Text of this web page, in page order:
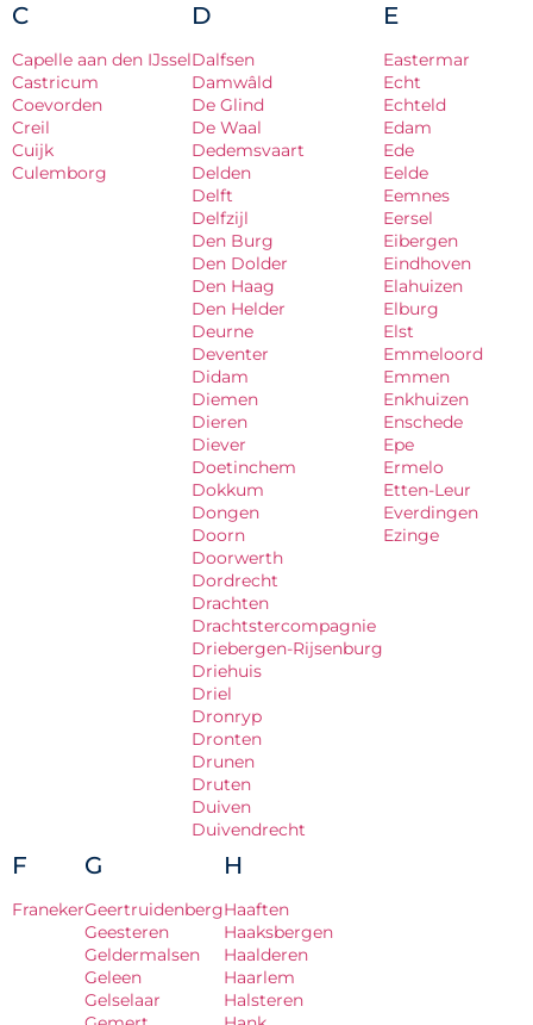
C
Capelle aan den IJssel
Castricum
Coevorden
Creil
Cuijk
Culemborg
D
Dalfsen
Damwâld
De Glind
De Waal
Dedemsvaart
Delden
Delft
Delfzijl
Den Burg
Den Dolder
Den Haag
Den Helder
Deurne
Deventer
Didam
Diemen
Dieren
Diever
Doetinchem
Dokkum
Dongen
Doorn
Doorwerth
Dordrecht
Drachten
Drachtstercompagnie
Driebergen-Rijsenburg
Driehuis
Driel
Dronryp
Dronten
Drunen
Druten
Duiven
Duivendrecht
E
Eastermar
Echt
Echteld
Edam
Ede
Eelde
Eemnes
Eersel
Eibergen
Eindhoven
Elahuizen
Elburg
Elst
Emmeloord
Emmen
Enkhuizen
Enschede
Epe
Ermelo
Etten-Leur
Everdingen
Ezinge
F
Franeker
G
Geertruidenberg
Geesteren
Geldermalsen
Geleen
Gelselaar
H
Haaften
Haaksbergen
Haalderen
Haarlem
Halsteren